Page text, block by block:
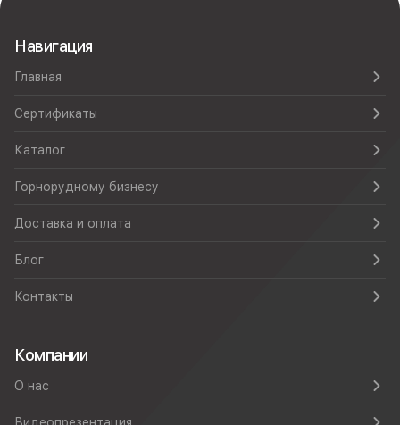
Навигация
Главная
Сертификаты
Каталог
Горнорудному бизнесу
Доставка и оплата
Блог
Контакты
Компании
О нас